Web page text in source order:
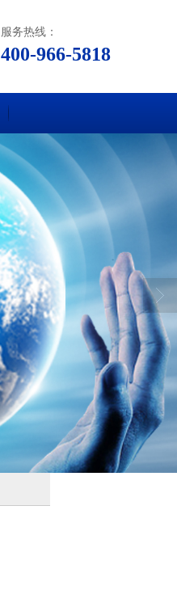
服务热线：
400-966-5818